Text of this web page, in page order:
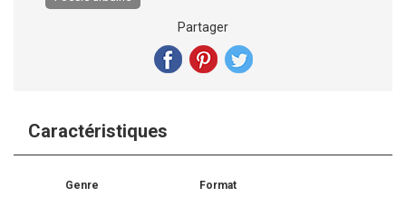
Partager
Caractéristiques
Genre Format